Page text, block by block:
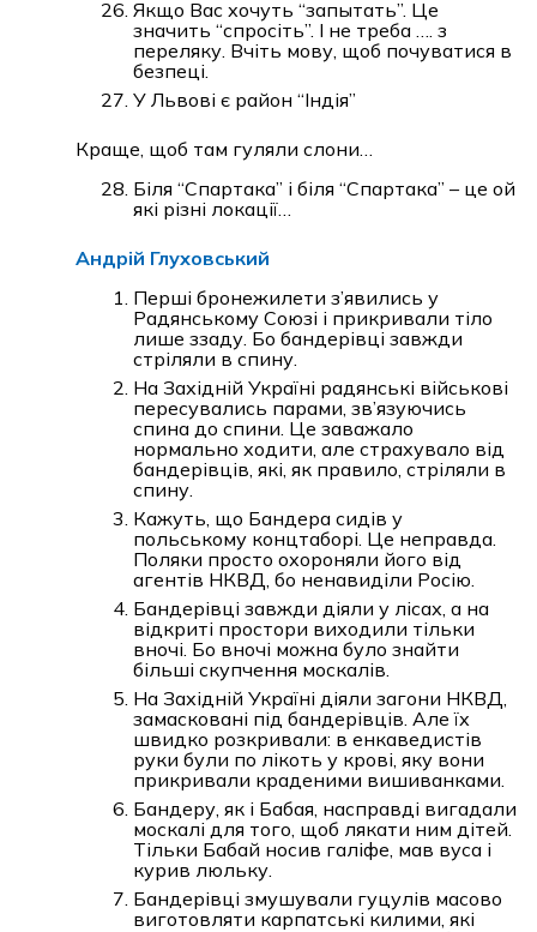
Якщо Вас хочуть “запытать”. Це
значить “спросіть”. І не треба …. з
переляку. Вчіть мову, щоб почуватися в
безпеці.
У Львові є район “Індія”
Краще, щоб там гуляли слони…
Біля “Спартака” і біля “Спартака” – це ой
які різні локації…
Андрій Глуховський
Перші бронежилети з’явились у
Радянському Союзі і прикривали тіло
лише ззаду. Бо бандерівці завжди
стріляли в спину.
На Західній Україні радянські військові
пересувались парами, зв’язуючись
спина до спини. Це заважало
нормально ходити, але страхувало від
бандерівців, які, як правило, стріляли в
спину.
Кажуть, що Бандера сидів у
польському концтаборі. Це неправда.
Поляки просто охороняли його від
агентів НКВД, бо ненавиділи Росію.
Бандерівці завжди діяли у лісах, а на
відкриті простори виходили тільки
вночі. Бо вночі можна було знайти
більші скупчення москалів.
На Західній Україні діяли загони НКВД,
замасковані під бандерівців. Але їх
швидко розкривали: в енкаведистів
руки були по лікоть у крові, яку вони
прикривали краденими вишиванками.
Бандеру, як і Бабая, насправді вигадали
москалі для того, щоб лякати ним дітей.
Тільки Бабай носив галіфе, мав вуса і
курив люльку.
Бандерівці змушували гуцулів масово
виготовляти карпатські килими, які